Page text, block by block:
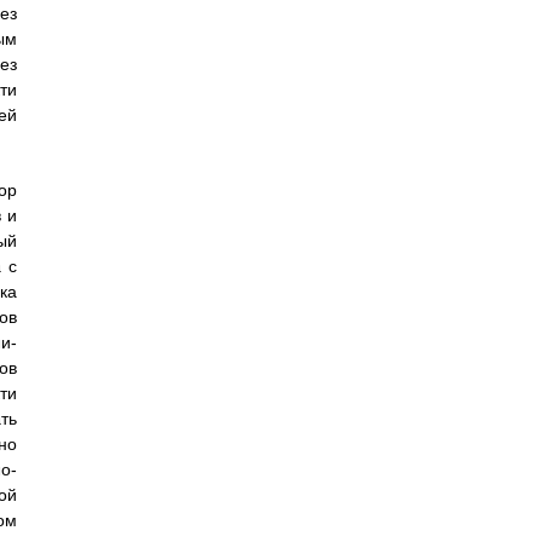
блока управления приемо-передающей антенной системой, выход этого передающего моста соединен параллельно с четырнадцатым входом-выходом